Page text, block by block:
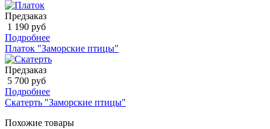
Предзаказ
1 190 руб
Подробнее
Платок "Заморские птицы"
Предзаказ
5 700 руб
Подробнее
Скатерть "Заморские птицы"
Похожие товары